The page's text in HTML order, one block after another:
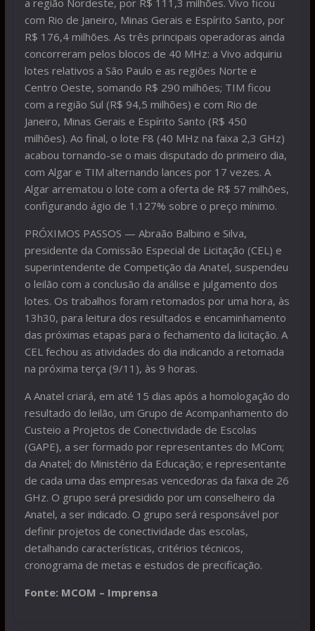
com Rio de Janeiro, Minas Gerais e Espírito Santo, por
R$ 176,4 milhões. As três principais operadoras ainda
concorreram pelos blocos de 40 MHz: a Vivo adquiriu
lotes relativos a São Paulo e as regiões Norte e
Centro Oeste, somando R$ 290 milhões; TIM ficou
com a região Sul (R$ 94,5 milhões) e com Rio de
Janeiro, Minas Gerais e Espírito Santo (R$ 450
milhões). Ao final, o lote F8 (40 MHz na faixa 2,3 GHz)
acabou tornando-se o mais disputado do primeiro dia,
com Algar e TIM alternando lances por 17 vezes. A
Algar arrematou o lote com a oferta de R$ 57 milhões,
configurando ágio de 1.127% sobre o preço mínimo.
PRÓXIMOS PASSOS — Abraão Balbino e Silva,
presidente da Comissão Especial de Licitação (CEL) e
superintendente de Competição da Anatel, suspendeu
o leilão com a conclusão da análise e julgamento dos
lotes. Os trabalhos foram retomados por uma hora, às
13h30, para leitura dos resultados e encaminhamento
das próximas etapas para o fechamento da licitação. A
CEL fechou as atividades do dia indicando a retomada
na próxima terça (9/11), às 9 horas.
A Anatel criará, em até 15 dias após a homologação do
resultado do leilão, um Grupo de Acompanhamento do
Custeio a Projetos de Conectividade de Escolas
(GAPE), a ser formado por representantes do MCom;
da Anatel; do Ministério da Educação; e representante
de cada uma das empresas vencedoras da faixa de 26
GHz. O grupo será presidido por um conselheiro da
Anatel, a ser indicado. O grupo será responsável por
definir projetos de conectividade das escolas,
detalhando características, critérios técnicos,
cronograma de metas e estudos de precificação.
Fonte: MCOM – Imprensa